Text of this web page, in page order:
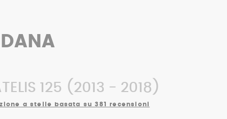
125 (2013 - 2018)
a stelle basata su 381 recensioni